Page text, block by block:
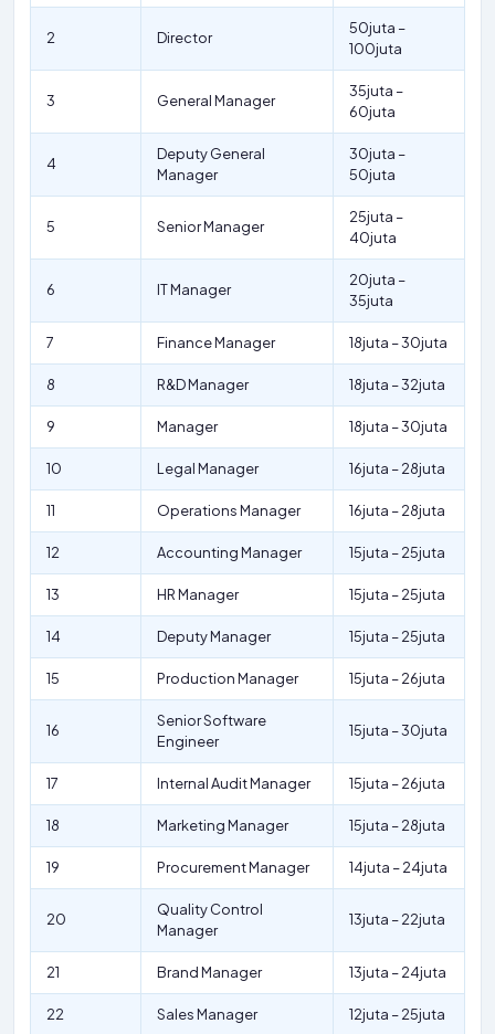
2 Director
50juta –
100juta
3 General Manager
35juta –
60juta
4
Deputy General
Manager
30juta –
50juta
5 Senior Manager
25juta –
40juta
6 IT Manager
20juta –
35juta
7 Finance Manager 18juta – 30juta
8 R&D Manager 18juta – 32juta
9 Manager 18juta – 30juta
10 Legal Manager 16juta – 28juta
11 Operations Manager 16juta – 28juta
12 Accounting Manager 15juta – 25juta
13 HR Manager 15juta – 25juta
14 Deputy Manager 15juta – 25juta
15 Production Manager 15juta – 26juta
16
Senior Software
Engineer
15juta – 30juta
17 Internal Audit Manager 15juta – 26juta
18 Marketing Manager 15juta – 28juta
19 Procurement Manager 14juta – 24juta
20
Quality Control
Manager
13juta – 22juta
21 Brand Manager 13juta – 24juta
22 Sales Manager 12juta – 25juta